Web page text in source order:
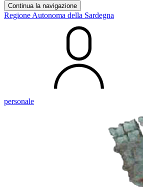
Continua la navigazione
Regione Autonoma della Sardegna
personale